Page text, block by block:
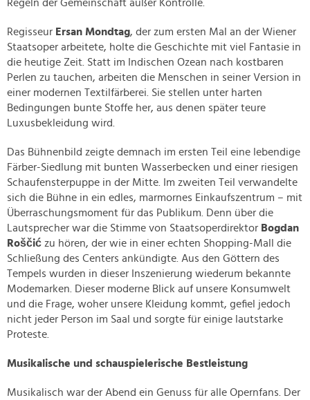
Regeln der Gemeinschaft außer Kontrolle.
Regisseur Ersan Mondtag, der zum ersten Mal an der Wiener
Staatsoper arbeitete, holte die Geschichte mit viel Fantasie in
die heutige Zeit. Statt im Indischen Ozean nach kostbaren
Perlen zu tauchen, arbeiten die Menschen in seiner Version in
einer modernen Textilfärberei. Sie stellen unter harten
Bedingungen bunte Stoffe her, aus denen später teure
Luxusbekleidung wird.
Das Bühnenbild zeigte demnach im ersten Teil eine lebendige
Färber-Siedlung mit bunten Wasserbecken und einer riesigen
Schaufensterpuppe in der Mitte. Im zweiten Teil verwandelte
sich die Bühne in ein edles, marmornes Einkaufszentrum – mit
Überraschungsmoment für das Publikum. Denn über die
Lautsprecher war die Stimme von Staatsoperdirektor Bogdan
Roščić zu hören, der wie in einer echten Shopping-Mall die
Schließung des Centers ankündigte. Aus den Göttern des
Tempels wurden in dieser Inszenierung wiederum bekannte
Modemarken. Dieser moderne Blick auf unsere Konsumwelt
und die Frage, woher unsere Kleidung kommt, gefiel jedoch
nicht jeder Person im Saal und sorgte für einige lautstarke
Proteste.
Musikalische und schauspielerische Bestleistung
Musikalisch war der Abend ein Genuss für alle Opernfans. Der